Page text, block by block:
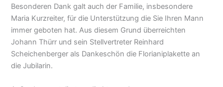
Besonderen Dank galt auch der Familie, insbesondere
Maria Kurzreiter, für die Unterstützung die Sie Ihren Mann
immer geboten hat. Aus diesem Grund überreichten
Johann Thürr und sein Stellvertreter Reinhard
Scheichenberger als Dankeschön die Florianiplakette an
die Jubilarin.